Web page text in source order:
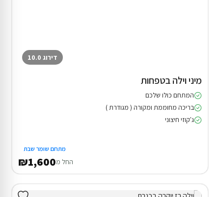
דירוג 10.0
מיני וילה בטפחות
המתחם כולו שלכם
בריכה מחוממת ומקורה ( מגודרת )
ג'קוזי חיצוני
מתחם שומר שבת
החל מ₪1,600